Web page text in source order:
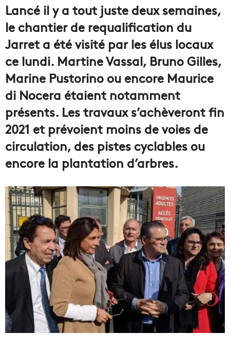
Lancé il y a tout juste deux semaines,
le chantier de requalification du
Jarret a été visité par les élus locaux
ce lundi. Martine Vassal, Bruno Gilles,
Marine Pustorino ou encore Maurice
di Nocera étaient notamment
présents. Les travaux s’achèveront fin
2021 et prévoient moins de voies de
circulation, des pistes cyclables ou
encore la plantation d’arbres.